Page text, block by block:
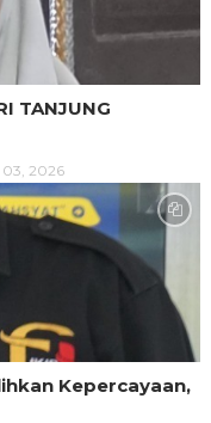
TANJUNG
2026
Kepercayaan,